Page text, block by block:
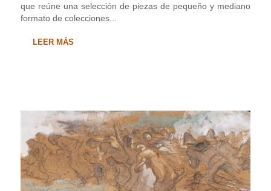
que reúne una selección de piezas de pequeño y mediano
formato de colecciones...
LEER MÁS